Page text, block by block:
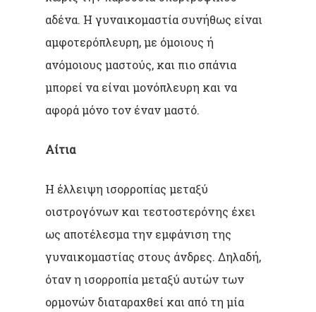
αδένα. Η γυναικομαστία συνήθως είναι
αμφοτερόπλευρη, με όμοιους ή
ανόμοιους μαστούς, και πιο σπάνια
μπορεί να είναι μονόπλευρη και να
αφορά μόνο τον έναν μαστό.
Αίτια
Η έλλειψη ισορροπίας μεταξύ
οιστρογόνων και τεστοστερόνης έχει
ως αποτέλεσμα την εμφάνιση της
γυναικομαστίας στους άνδρες. Δηλαδή,
όταν η ισορροπία μεταξύ αυτών των
ορμονών διαταραχθεί και από τη μία